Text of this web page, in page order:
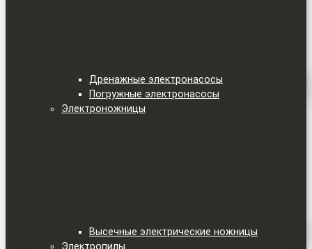
Дренажные электронасосы
Погружные электронасосы
Электроножницы
Высечные электрические ножницы
Электропилы